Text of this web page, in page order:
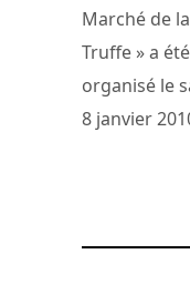
Marché de la
Truffe » a été
organisé le
8 janvier